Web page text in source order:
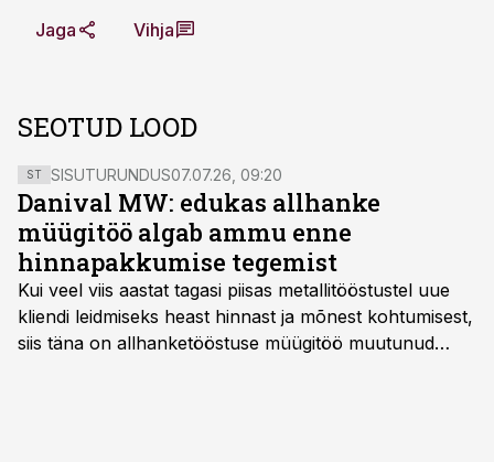
Jaga Vihja
SEOTUD LOOD
ST SISUTURUNDUS07.07.26, 09:20
Danival MW: edukas allhanke
müügitöö algab ammu enne
hinnapakkumise tegemist
Kui veel viis aastat tagasi piisas metallitööstustel uue
kliendi leidmiseks heast hinnast ja mõnest kohtumisest,
siis täna on allhanketööstuse müügitöö muutunud